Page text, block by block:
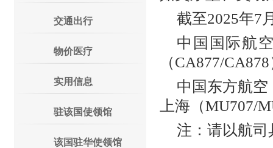
交通出行
物价医疗
实用信息
驻该国使领馆
该国驻华使领馆
截至2025年7
中国国际航
（CA877/
中国东方航空
上海（MU707/
注：请以航